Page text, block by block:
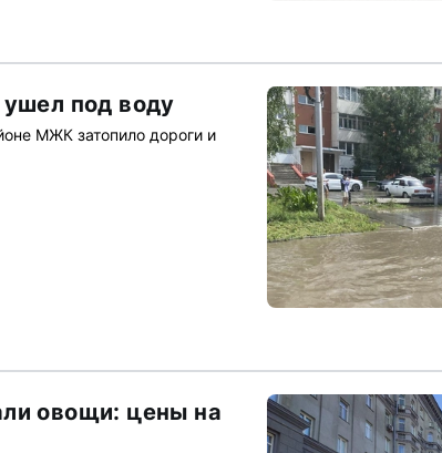
под воду
МЖК затопило дороги и
овощи: цены на